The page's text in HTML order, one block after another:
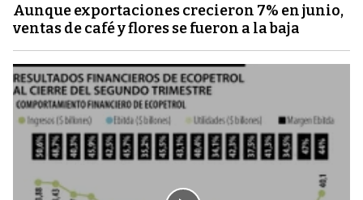
Aunque exportaciones crecieron 7% en junio,
ventas de café y flores se fueron a la baja